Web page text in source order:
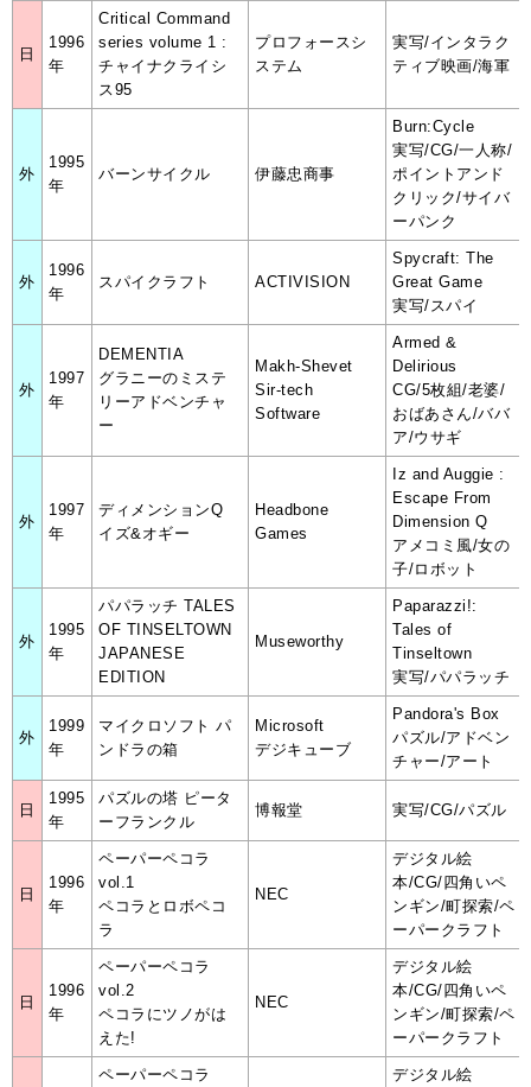
日
1996
年
Critical Command
series volume 1 :
チャイナクライシ
ス95
プロフォースシ
ステム
実写/インタラク
ティブ映画/海軍
外
1995
年
バーンサイクル 伊藤忠商事
Burn:Cycle
実写/CG/一人称/
ポイントアンド
クリック/サイバ
ーパンク
外
1996
年
スパイクラフト ACTIVISION
Spycraft: The
Great Game
実写/スパイ
外
1997
年
DEMENTIA
グラニーのミステ
リーアドベンチャ
ー
Makh-Shevet
Sir-tech
Software
Armed &
Delirious
CG/5枚組/老婆/
おばあさん/ババ
ア/ウサギ
外
1997
年
ディメンションQ
イズ&オギー
Headbone
Games
Iz and Auggie :
Escape From
Dimension Q
アメコミ風/女の
子/ロボット
外
1995
年
パパラッチ TALES
OF TINSELTOWN
JAPANESE
EDITION
Museworthy
Paparazzi!:
Tales of
Tinseltown
実写/パパラッチ
外
1999
年
マイクロソフト パ
ンドラの箱
Microsoft
デジキューブ
Pandora's Box
パズル/アドベン
チャー/アート
日
1995
年
パズルの塔 ピータ
ーフランクル
博報堂 実写/CG/パズル
日
1996
年
ペーパーペコラ
vol.1
ペコラとロボペコ
ラ
NEC
デジタル絵
本/CG/四角いペ
ンギン/町探索/ペ
ーパークラフト
日
1996
年
ペーパーペコラ
vol.2
ペコラにツノがは
えた!
NEC
デジタル絵
本/CG/四角いペ
ンギン/町探索/ペ
ーパークラフト
ペーパーペコラ
デジタル絵